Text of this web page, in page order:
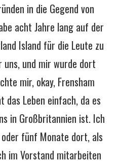
in die Gegend von
acht Jahre lang auf der
Island für die Leute zu
uns, und mir wurde dort
mir, okay, Frensham
Leben einfach, da es
in Großbritannien ist. Ich
fünf Monate dort, als
im Vorstand mitarbeiten